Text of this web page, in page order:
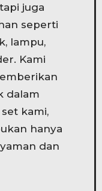
juga
seperti
lampu,
Kami
dalam
kami,
hanya
dan